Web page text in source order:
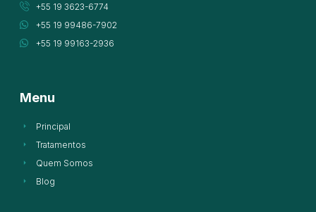
+55 19 3623-6774
+55 19 99486-7902
+55 19 99163-2936
Menu
Principal
Tratamentos
Quem Somos
Blog